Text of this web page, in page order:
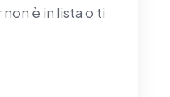
è in lista o ti